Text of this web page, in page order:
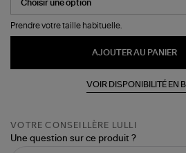
Prendre votre taille habituelle.
AJOUTER AU PANIER
VOIR DISPONIBILITÉ EN
VOTRE CONSEILLÈRE LULLI
Une question sur ce produit ?